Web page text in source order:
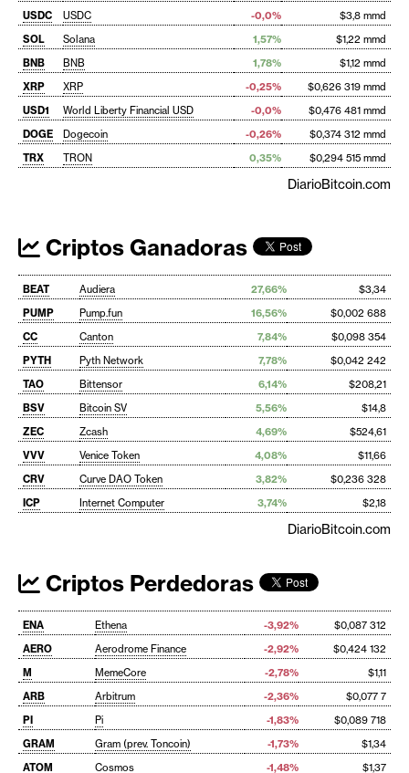
USDC
USDC -0,0%
$3,8 mmd
SOL
Solana 1,57%
$1,22 mmd
BNB
BNB 1,78%
$1,12 mmd
XRP
XRP -0,25%
$0,626 319 mmd
USD1
World Liberty Financial USD -0,0%
$0,476 481 mmd
DOGE
Dogecoin -0,26%
$0,374 312 mmd
TRX
TRON 0,35% $0,294 515 mmd
DiarioBitcoin.com
Criptos Ganadoras
BEAT Audiera 27,66%
$3,34
PUMP
Pump.fun 16,56%
$0,002 688
CC
Canton 7,84%
$0,098 354
PYTH
Pyth Network 7,78%
$0,042 242
TAO
Bittensor 6,14%
$208,21
BSV
Bitcoin SV 5,56%
$14,8
ZEC
Zcash 4,69%
$524,61
VVV
Venice Token 4,08%
$11,66
CRV
Curve DAO Token 3,82%
$0,236 328
ICP
Internet Computer 3,74% $2,18
DiarioBitcoin.com
Criptos Perdedoras
ENA Ethena -3,92%
$0,087 312
AERO
Aerodrome Finance -2,92%
$0,424 132
M
MemeCore -2,78%
$1,11
ARB
Arbitrum -2,36%
$0,077 7
PI
Pi -1,83%
$0,089 718
GRAM
Gram (prev. Toncoin) -1,73%
$1,34
ATOM
Cosmos -1,48% $1,37